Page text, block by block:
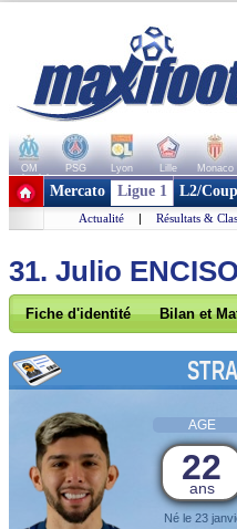
OM PSG Lyon Lille Monaco
+ de clubs
Mercato Ligue 1 L2/
Actualité | Résultats &
31. Julio ENCISO
Fiche d'identité Bilan et
AGE
22
ans
Né le 23